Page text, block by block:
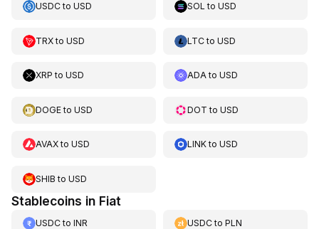
USDCto USD SOL toUSD
TRXto USD LTCtoUSD
XRP to USD ADAtoUSD
DOGEto USD DOT toUSD
AVAXto USD LINKtoUSD
SHIB to USD
Stablecoins in Fiat
USDCto INR USDCtoPLN